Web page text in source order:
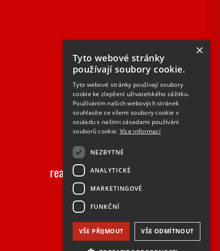
20
let na trhu
2000+
realizovaných zakázek ročně
50+
×
Tyto webové stránky
používají soubory cookie.
Tyto webové stránky používají soubory
cookie ke zlepšení uživatelského zážitku.
Používáním našich webových stránek
souhlasíte se všemi soubory cookie v
souladu s našimi zásadami používání
souborů cookie. Více informací
NEZBYTNÉ
ANALYTICKÉ
MARKETINGOVÉ
FUNKČNÍ
VŠE PŘIJMOUT VŠE ODMÍTNOUT